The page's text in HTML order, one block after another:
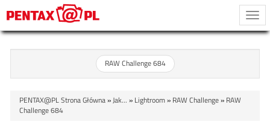
RAW Challenge 684
PENTAX@PL Strona Główna»Jak... » Lightroom» RAW Challenge» RAW
Challenge 684